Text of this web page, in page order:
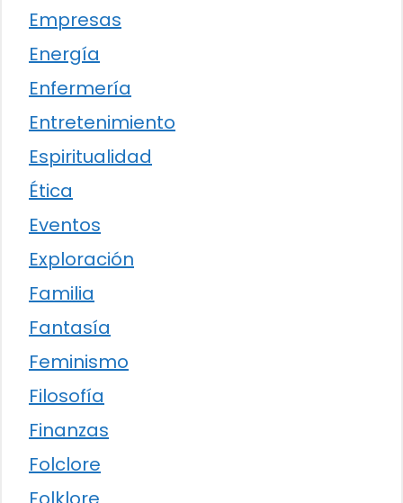
Empresas
Energía
Enfermería
Entretenimiento
Espiritualidad
Ética
Eventos
Exploración
Familia
Fantasía
Feminismo
Filosofía
Finanzas
Folclore